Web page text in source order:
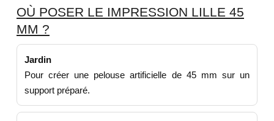
OÙ POSER LE IMPRESSION LILLE 45
MM ?
Jardin
Pour créer une pelouse artificielle de 45 mm sur un
support préparé.